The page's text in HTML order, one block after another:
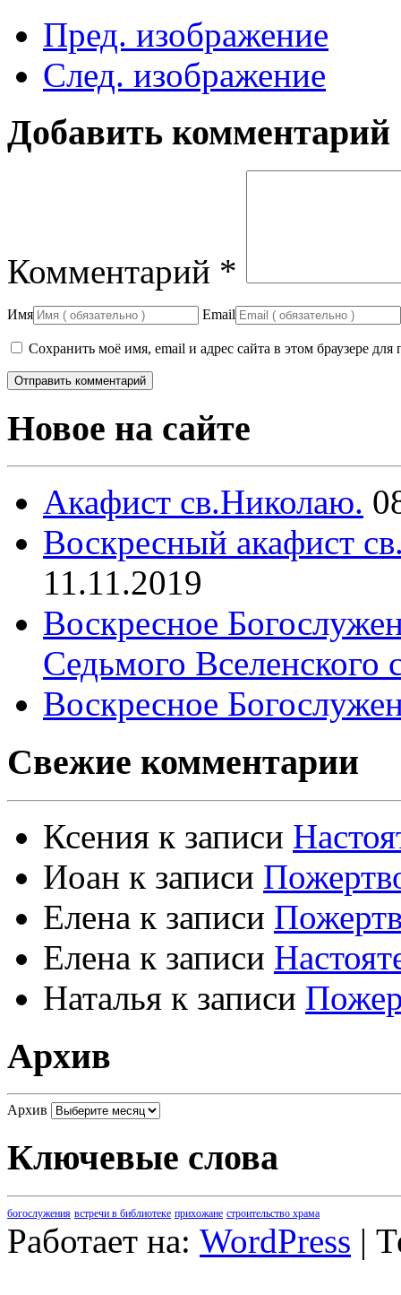
Пред. изображение
След. изображение
Добавить комментарий
Комментарий *
Имя Email
Сохранить моё имя, email и адрес сайта в этом браузере
Новое на сайте
Акафист св.Николаю.
Воскресный акафист
11.11.2019
Воскресное
Седьмого Вселенского
Воскресное
Свежие комментарии
Ксения к записи
Иоан к записи
Елена к записи
Елена к записи
Наталья к записи
Архив
Архив
Ключевые слова
богослужения встречи в библиотеке прихожане строительство храма
Работает на: WordPress |